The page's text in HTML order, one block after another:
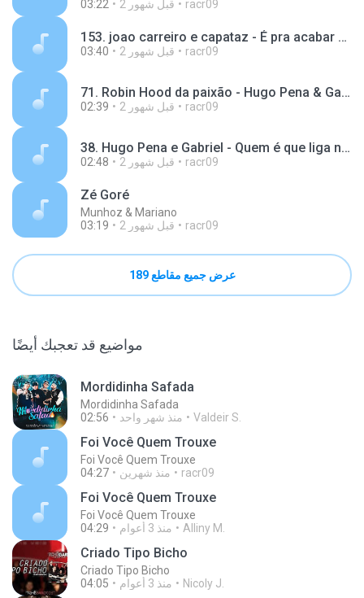
03:22
2 قبل شهور racr09
153. joao carreiro e capataz - É pra acabar com o pequi de goias.mp3
03:40 2 قبل شهور racr09
71. Robin Hood da paixão - Hugo Pena & Gabriel.mp3
02:39 2 قبل شهور racr09
38. Hugo Pena e Gabriel - Quem é que liga no meio da noite.mp3
02:48 2 قبل شهور racr09
Zé Goré
Munhoz & Mariano
03:19
2 قبل شهور racr09
عرض جميع مقاطع 189
مواضيع قد تعجبك أيضًا
Mordidinha Safada
Mordidinha Safada
02:56
منذ شهر واحد Valdeir S.
Foi Você Quem Trouxe
Foi Você Quem Trouxe
04:27
منذ شهرين racr09
Foi Você Quem Trouxe
Foi Você Quem Trouxe
04:29
منذ 3 أعوام Alliny M.
Criado Tipo Bicho
Criado Tipo Bicho
04:05
منذ 3 أعوام Nicoly J.